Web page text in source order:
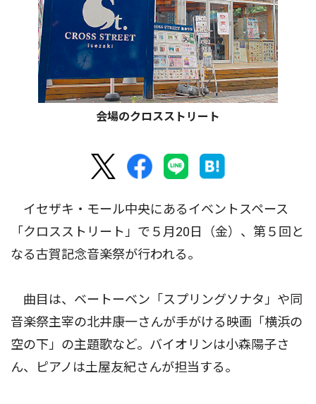
会場のクロスストリート
イセザキ・モール中央にあるイベントスペース
「クロスストリート」で５月20日（金）、第５回と
なる古賀記念音楽祭が行われる。
曲目は、ベートーベン「スプリングソナタ」や同
音楽祭主宰の北井康一さんが手がける映画「横浜の
空の下」の主題歌など。バイオリンは小森陽子さ
ん、ピアノは土屋友紀さんが担当する。